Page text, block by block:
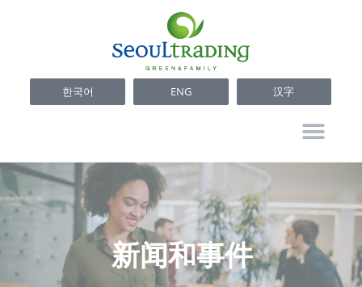
한국어 ENG 汉字
新闻和事件